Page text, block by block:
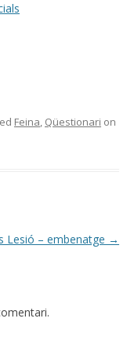
Feina, Qüestionari on
Lesió – embenatge →